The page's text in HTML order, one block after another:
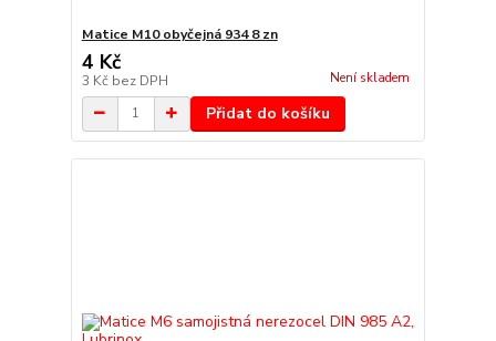
Matice M10 obyčejná 934 8 zn
4 Kč
3 Kč bez DPH Není skladem
Přidat do košíku